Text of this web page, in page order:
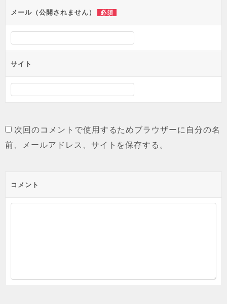
ンメール（公開されません） 必須
サイト
次回のコメントで使用するためブラウザーに自分の名
前、メールアドレス、サイトを保存する。
コメント